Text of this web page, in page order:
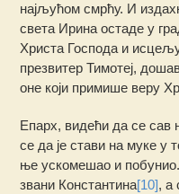
најљућом смрћу. И
света Ирина остаде у
Христа Господа и
презвитер Тимотеј,
оне који примише веру
Епарх, видећи да се сав
се да је стави на муке у
ње уcкомешао и побунио.
звани Константина[10], а